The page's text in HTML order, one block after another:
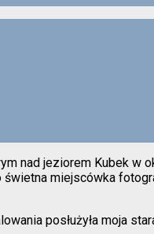
nad jeziorem Kubek w
miejscówka
posłużyła moja